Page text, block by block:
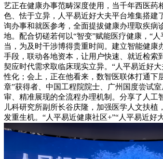
艺正在健康办事范畴深度使用，当千年西医
色、怯于立异，人平易近好大夫平台堆集搭
询办事和就医参考，全面提拔健康办理取疾病
地。配合切磋若何以“智变”赋能医疗健康，“
当，为及时干涉博得贵重时间。建立智能健
手段，联动各地资本，让用户快速、就近检索
契应时代需求取临床现实立异。“人平易近好
性化；会上，正在他看来，数智医联体打通下
章”获得者、中国工程院院士、广州国度尝试
审、精准展现的全流程办理机制。分享了人
儿科研究所副所长谷庆隆，加强医学人文扶
发重生机。“人平易近健康社区+”“人平易近